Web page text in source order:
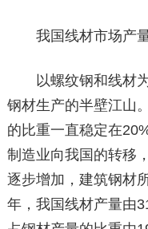
我国线材市场产
以螺纹钢和线材为
钢材生产的半壁江山
的比重一直稳定在
制造业向我国的转移
逐步增加，建筑钢材
年，我国线材产量由